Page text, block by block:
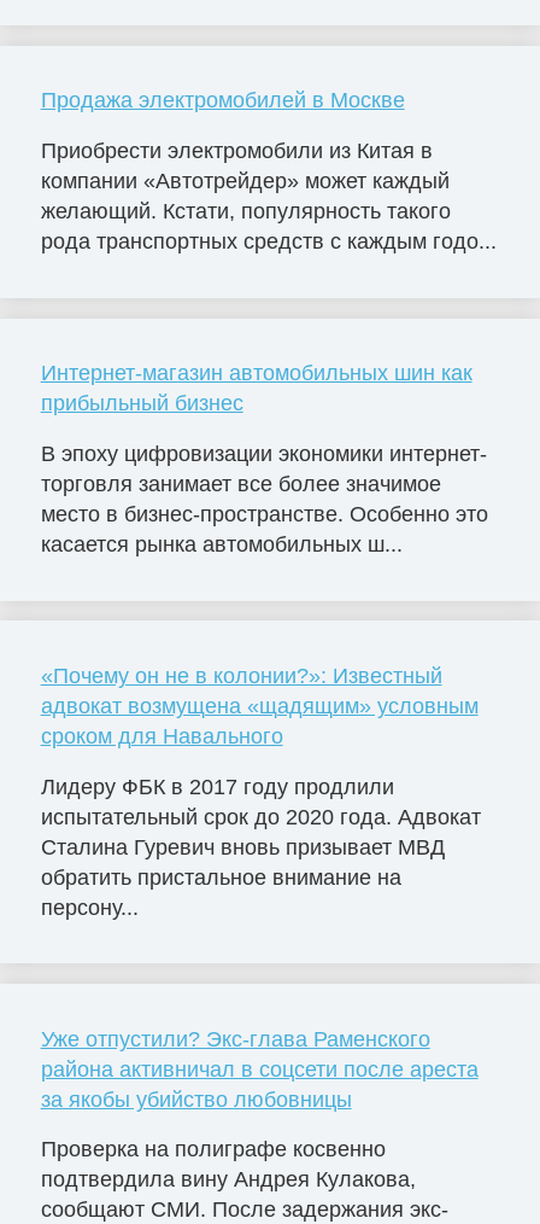
Продажа электромобилей в Москве
Приобрести электромобили из Китая в
компании «Автотрейдер» может каждый
желающий. Кстати, популярность такого
рода транспортных средств с каждым годо...
Интернет-магазин автомобильных шин как
прибыльный бизнес
В эпоху цифровизации экономики интернет-
торговля занимает все более значимое
место в бизнес-пространстве. Особенно это
касается рынка автомобильных ш...
«Почему он не в колонии?»: Известный
адвокат возмущена «щадящим» условным
сроком для Навального
Лидеру ФБК в 2017 году продлили
испытательный срок до 2020 года. Адвокат
Сталина Гуревич вновь призывает МВД
обратить пристальное внимание на
персону...
Уже отпустили? Экс-глава Раменского
района активничал в соцсети после ареста
за якобы убийство любовницы
Проверка на полиграфе косвенно
подтвердила вину Андрея Кулакова,
сообщают СМИ. После задержания экс-